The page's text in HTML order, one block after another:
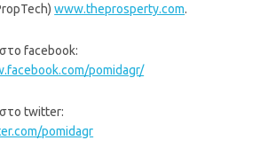
www.theprosperty.com.
facebook:
pomidagr/
twitter:
pomidagr